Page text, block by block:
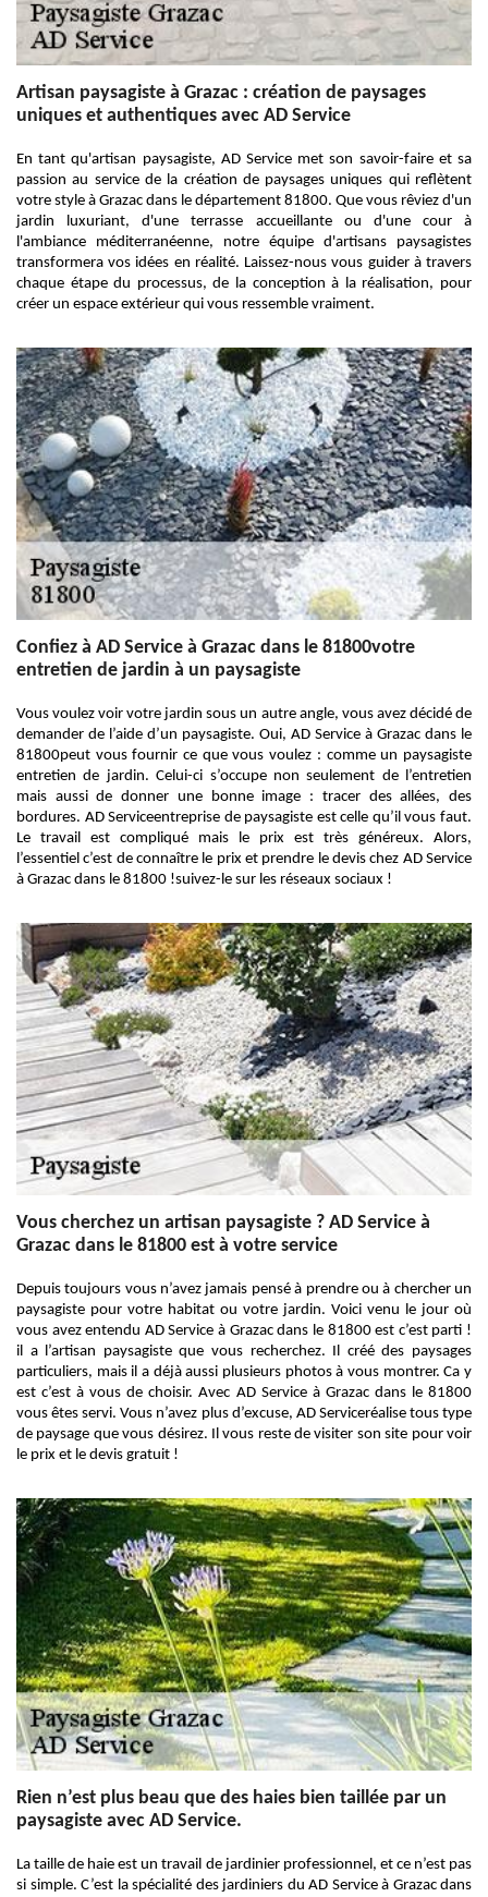
Artisan paysagiste à Grazac : création de paysages
uniques et authentiques avec AD Service
En tant qu'artisan paysagiste, AD Service met son savoir-faire et sa
passion au service de la création de paysages uniques qui reflètent
votre style à Grazac dans le département 81800. Que vous rêviez d'un
jardin luxuriant, d'une terrasse accueillante ou d'une cour à
l'ambiance méditerranéenne, notre équipe d'artisans paysagistes
transformera vos idées en réalité. Laissez-nous vous guider à travers
chaque étape du processus, de la conception à la réalisation, pour
créer un espace extérieur qui vous ressemble vraiment.
Confiez à AD Service à Grazac dans le 81800votre
entretien de jardin à un paysagiste
Vous voulez voir votre jardin sous un autre angle, vous avez décidé de
demander de l’aide d’un paysagiste. Oui, AD Service à Grazac dans le
81800peut vous fournir ce que vous voulez : comme un paysagiste
entretien de jardin. Celui-ci s’occupe non seulement de l’entretien
mais aussi de donner une bonne image : tracer des allées, des
bordures. AD Serviceentreprise de paysagiste est celle qu’il vous faut.
Le travail est compliqué mais le prix est très généreux. Alors,
l’essentiel c’est de connaître le prix et prendre le devis chez AD Service
à Grazac dans le 81800 !suivez-le sur les réseaux sociaux !
Vous cherchez un artisan paysagiste ? AD Service à
Grazac dans le 81800 est à votre service
Depuis toujours vous n’avez jamais pensé à prendre ou à chercher un
paysagiste pour votre habitat ou votre jardin. Voici venu le jour où
vous avez entendu AD Service à Grazac dans le 81800 est c’est parti !
il a l’artisan paysagiste que vous recherchez. Il créé des paysages
particuliers, mais il a déjà aussi plusieurs photos à vous montrer. Ca y
est c’est à vous de choisir. Avec AD Service à Grazac dans le 81800
vous êtes servi. Vous n’avez plus d’excuse, AD Serviceréalise tous type
de paysage que vous désirez. Il vous reste de visiter son site pour voir
le prix et le devis gratuit !
Rien n’est plus beau que des haies bien taillée par un
paysagiste avec AD Service.
La taille de haie est un travail de jardinier professionnel, et ce n’est pas
si simple. C’est la spécialité des jardiniers du AD Service à Grazac dans